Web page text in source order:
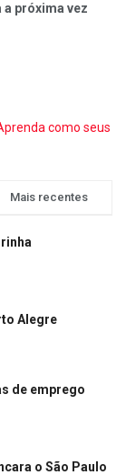
próxima vez
como seus
Mais recentes
Alegre
de emprego
o São Paulo